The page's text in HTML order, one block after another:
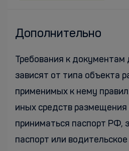
Дополнительно
Требования к документам
зависят от типа объекта
применимых к нему
иных средств размещения
приниматься паспорт РФ,
паспорт или